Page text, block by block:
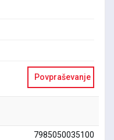
Povpraševanje
7985050035100